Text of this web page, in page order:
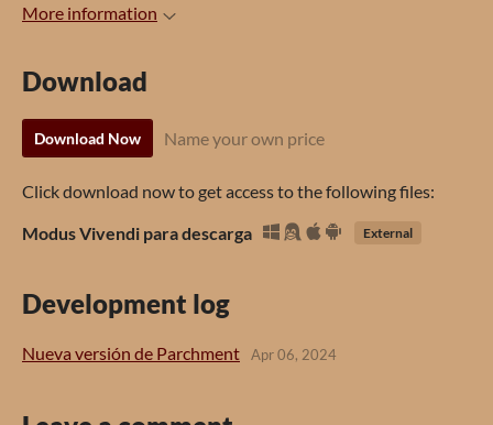
More information
Download
Download Now Name your own price
Click download now to get access to the following files:
Modus Vivendi para descarga
External
Development log
Nueva versión de Parchment Apr 06, 2024